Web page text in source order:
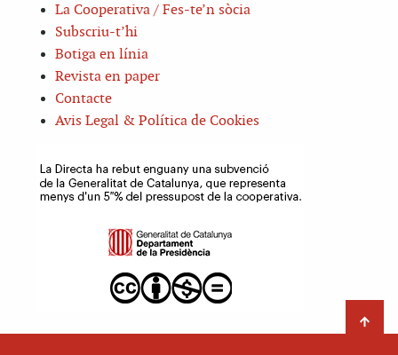
La Cooperativa / Fes-te’n sòcia
Subscriu-t’hi
Botiga en línia
Revista en paper
Contacte
Avis Legal & Política de Cookies